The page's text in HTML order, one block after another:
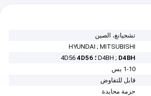
تشجيانغ، الصين
HYUNDAI ; MITSUBISHI
D4BH ; D4BH ؛ 4D56 4D56
1-10 يس
قابل للتفاوض
حزمة محايدة